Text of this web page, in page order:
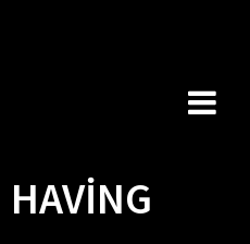
HAVING